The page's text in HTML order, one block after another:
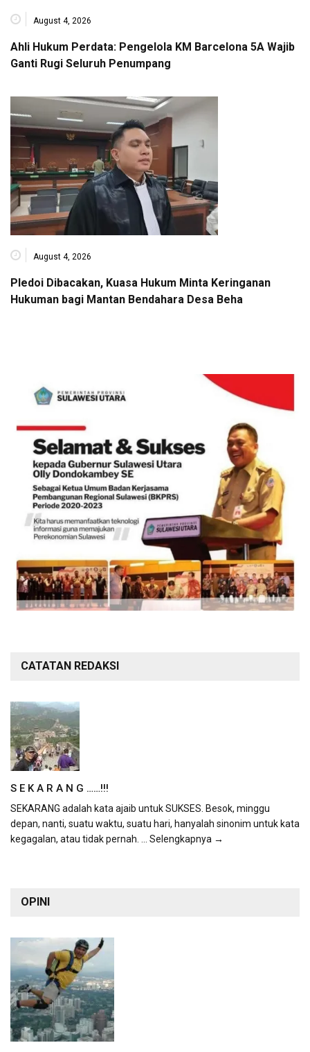
August 4, 2026
Ahli Hukum Perdata: Pengelola KM Barcelona 5A Wajib
Ganti Rugi Seluruh Penumpang
August 4, 2026
Pledoi Dibacakan, Kuasa Hukum Minta Keringanan
Hukuman bagi Mantan Bendahara Desa Beha
CATATAN REDAKSI
S E K A R A N G ……!!!
SEKARANG adalah kata ajaib untuk SUKSES. Besok, minggu
depan, nanti, suatu waktu, suatu hari, hanyalah sinonim untuk kata
kegagalan, atau tidak pernah. ... Selengkapnya →
OPINI